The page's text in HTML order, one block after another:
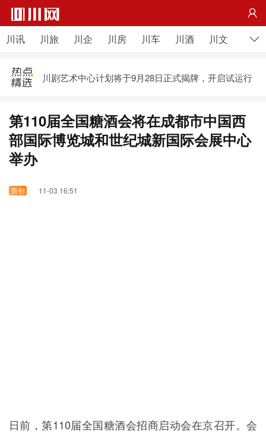

川讯 川旅 川企 川房 川车 川酒 川文 川农
第十一届自博会9月7日在自贡开启 这些精彩活动等你
阿坝藏族羌族自治州成立70 周年庆祝大会主题文艺演
川剧艺术中心计划将于9月28日正式揭牌，开启试运行
阿坝藏族羌族自治州成立70 周年庆祝大会主题文艺演
出侧记
第110届全国糖酒会将在成都市中国西
部国际博览城和世纪城新国际会展中心
举办
11-03 16:51
日前，第110届全国糖酒会招商启动会在京召开。会